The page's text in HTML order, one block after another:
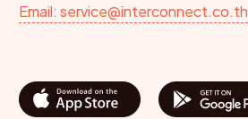
Email: service@interconnect.co.th